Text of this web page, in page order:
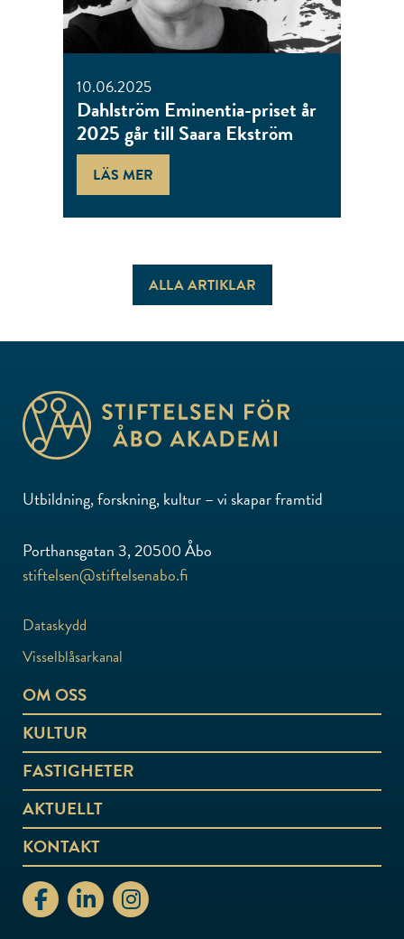
10.06.2025
Dahlström Eminentia-priset år
2025 går till Saara Ekström
LÄS MER
ALLA ARTIKLAR
Utbildning, forskning, kultur – vi skapar framtid
Porthansgatan 3, 20500 Åbo
stiftelsen@stiftelsenabo.fi
Dataskydd
Visselblåsarkanal
OM OSS
KULTUR
FASTIGHETER
AKTUELLT
KONTAKT
stiftelsenabo Facebook
stiftelsenabo Linkedin
stiftelsenabo Instagram